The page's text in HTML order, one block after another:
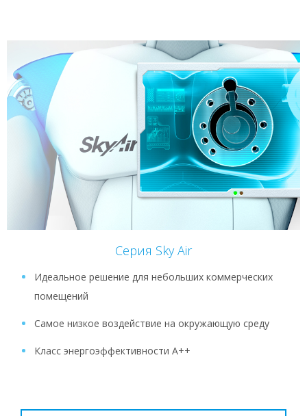
Серия Sky Air
Идеальное решение для небольших коммерческих
помещений
Самое низкое воздействие на окружающую среду
Класс энергоэффективности A++